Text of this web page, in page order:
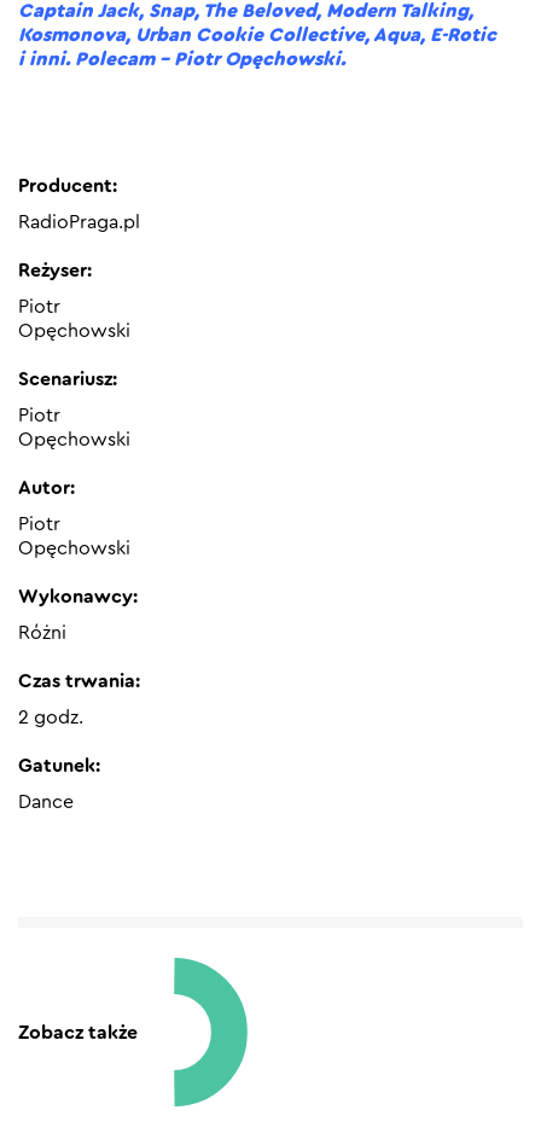
Captain Jack, Snap, The Beloved, Modern Talking,
Kosmonova, Urban Cookie Collective, Aqua, E-Rotic
i inni. Polecam – Piotr Opęchowski.
Producent:
RadioPraga.pl
Reżyser:
Piotr
Opęchowski
Scenariusz:
Piotr
Opęchowski
Autor:
Piotr
Opęchowski
Wykonawcy:
Różni
Czas trwania:
2 godz.
Gatunek:
Dance
Zobacz także